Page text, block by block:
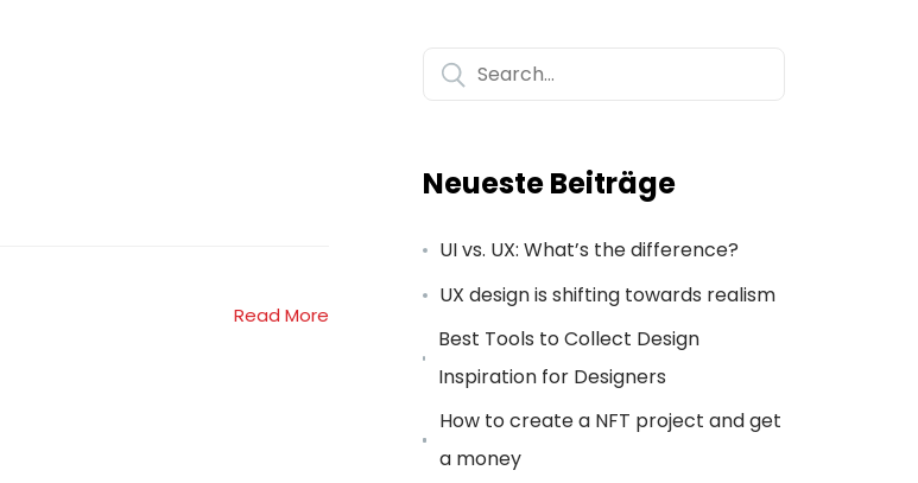
Read More
Neueste Beiträge
UI vs. UX: What’s the difference?
UX design is shifting towards realism
Best Tools to Collect Design
Inspiration for Designers
How to create a NFT project and get
a money